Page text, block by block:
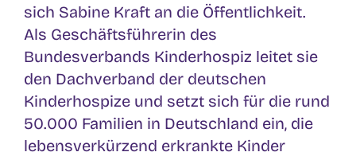
sich Sabine Kraft an die Öffentlichkeit.
Als Geschäftsführerin des
Bundesverbands Kinderhospiz leitet sie
den Dachverband der deutschen
Kinderhospize und setzt sich für die rund
50.000 Familien in Deutschland ein, die
lebensverkürzend erkrankte Kinder